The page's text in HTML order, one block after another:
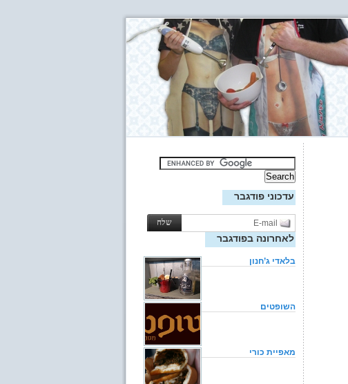
עדכוני פודגבר
לאחרונה בפודגבר
בלאדי ג’חנון
השופטים
מאפיית כורי